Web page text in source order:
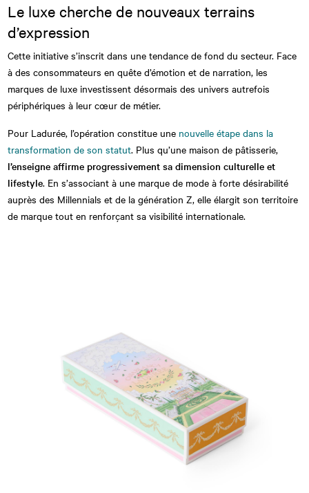
Le luxe cherche de nouveaux terrains
d’expression
Cette initiative s’inscrit dans une tendance de fond du secteur. Face
à des consommateurs en quête d’émotion et de narration, les
marques de luxe investissent désormais des univers autrefois
périphériques à leur cœur de métier.
Pour Ladurée, l’opération constitue une nouvelle étape dans la
transformation de son statut. Plus qu’une maison de pâtisserie,
l’enseigne affirme progressivement sa dimension culturelle et
lifestyle. En s’associant à une marque de mode à forte désirabilité
auprès des Millennials et de la génération Z, elle élargit son territoire
de marque tout en renforçant sa visibilité internationale.